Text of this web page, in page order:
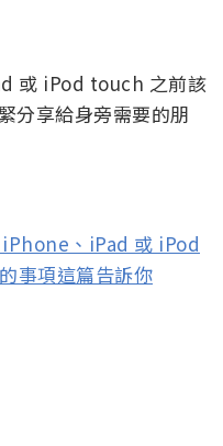
或 iPod touch 之前該
分享給身旁需要的朋
iPhone、iPad 或 iPod
事項這篇告訴你